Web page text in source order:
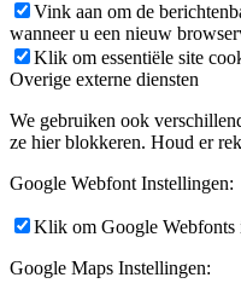
Vink aan om de
wanneer u een nieuw
Klik om essentiële site
Overige externe diensten
We gebruiken ook
ze hier blokkeren. Houd er
Google Webfont Instellingen:
Klik om Google Webfonts
Google Maps Instellingen: